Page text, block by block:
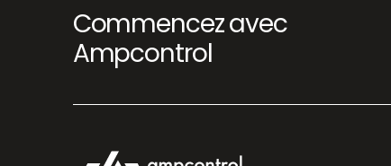
Commencez avec
Ampcontrol